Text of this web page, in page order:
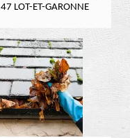
47 LOT-ET-GARONNE